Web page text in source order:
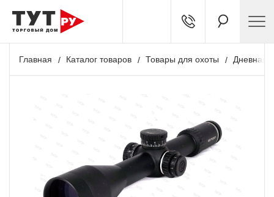
Главная Каталог товаров Товары для охоты Дневная